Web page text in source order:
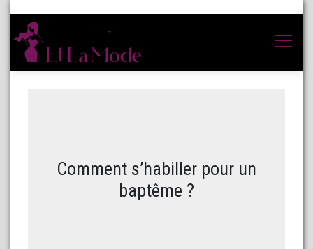
Comment s’habiller pour un
baptême ?